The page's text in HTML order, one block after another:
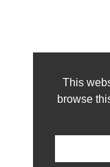
This
browse